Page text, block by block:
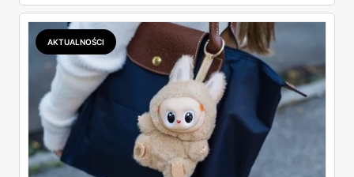
najszybciej rosnący sport w Polsce: kortów przybywa
lawinowo, a chętnych jeszcze szybciej. Sprawdziłam, co
dokładnie dostajemy za te pieniądze i komu taka rakieta
faktycznie wystarczy.
AKTUALNOŚCI